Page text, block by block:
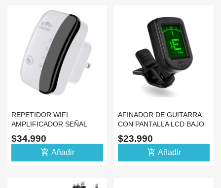
REPETIDOR WIFI
AMPLIFICADOR SEÑAL
INALÁMBRICA 300MBPS
BLANCO
$34.990
add_shopping_cart Añadir
AFINADOR DE GUITARRA
CON PANTALLA LCD BAJO
UKELELE JT-02
$23.990
add_shopping_cart Añadir